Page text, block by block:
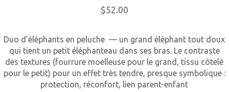
$52.00
Duo d’éléphants en peluche — un grand éléphant tout doux
qui tient un petit éléphanteau dans ses bras. Le contraste
des textures (fourrure moelleuse pour le grand, tissu côtelé
pour le petit) pour un effet très tendre, presque symbolique :
protection, réconfort, lien parent-enfant